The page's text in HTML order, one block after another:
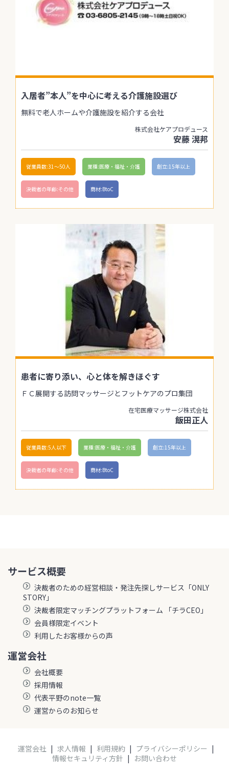
入居者”本人”を中心に考える介護施設選び
無料で老人ホームや介護施設を紹介する会社
株式会社ケアプロデュース
安藤 滉邦
従業員数:31〜50人 業種:医療・福祉・介護 創立:15年以上
決裁者の年齢:その他 商材:BtoC
患者に寄り添い、心と体を解きほぐす
ＦＣ展開する訪問マッサージとフットケアのプロ集団
在宅医療マッサージ株式会社
飯田正人
従業員数:5人以下 業種:医療・福祉・介護 創立:15年以上
決裁者の年齢:その他 商材:BtoC
サービス概要
決裁者のための経営相談・発注先探しサービス「ONLY
STORY」
決裁者限定マッチングプラットフォーム 「チラCEO」
会員様限定イベント
利用したお客様からの声
運営会社
会社概要
採用情報
代表平野のnote一覧
運営からのお知らせ
運営会社 | 求人情報 | 利用規約 | プライバシーポリシー |
情報セキュリティ方針 | お問い合わせ